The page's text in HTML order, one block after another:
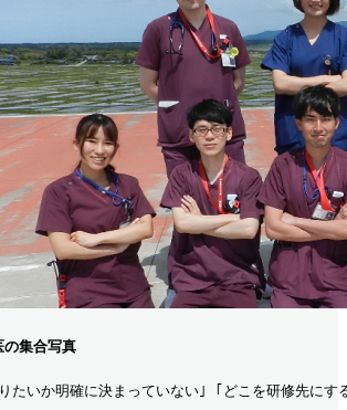
の集合写真
りたいか明確に決まっていない｣ ｢どこを研修先に